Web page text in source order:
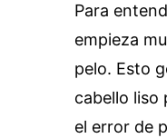
Para
empieza
pelo. Esto
cabello liso
el error de